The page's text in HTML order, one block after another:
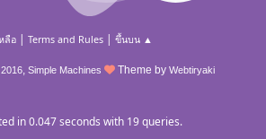
ลือ| Terms and Rules| ขึ้นบน ▲
, Simple Machines Theme by Webtiryaki
in 0.047 seconds with 19 queries.